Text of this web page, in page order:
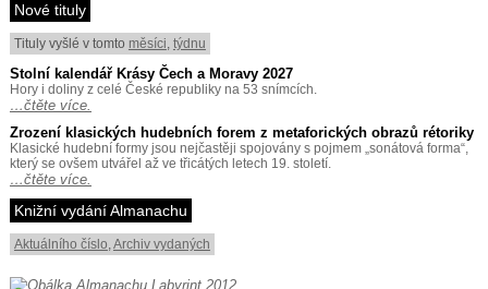
Nové tituly
Tituly vyšlé v tomto měsíci, týdnu
Stolní kalendář Krásy Čech a Moravy 2027
Hory i doliny z celé České republiky na 53 snímcích.
…čtěte více.
Zrození klasických hudebních forem z metaforických obrazů rétoriky
Klasické hudební formy jsou nejčastěji spojovány s pojmem „sonátová forma“,
který se ovšem utvářel až ve třicátých letech 19. století.
…čtěte více.
Knižní vydání Almanachu
Aktuálního číslo,Archiv vydaných